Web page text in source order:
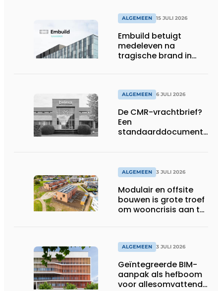
ALGEMEEN 15 JULI 2026
Embuild betuigt
medeleven na
tragische brand in
ALGEMEEN 6 JULI 2026
De CMR-vrachtbrief?
Een
standaarddocument
ALGEMEEN 3 JULI 2026
Modulair en offsite
bouwen is grote troef
om wooncrisis aan te
ALGEMEEN 3 JULI 2026
Geïntegreerde BIM-
aanpak als hefboom
voor allesomvattende